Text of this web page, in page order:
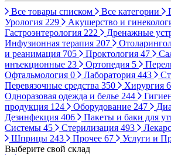
Все товары списком Все категории
Урология 229 Акушерство и
Гастроэнтерология 222 Дренажные
Инфузионная терапия 207
и реанимация 705 Проктология 47
инъекционные 23 Ортопедия 5
Офтальмология 0 Лаборатория 443
Перевязочные средства 350 Хирургия
Одноразовая одежда и белье 244
продукция 124 Оборудование 247
Дезинфекция 406 Пакеты и баки для
Системы 45 Стерилизация 493
Шприцы 243 Прочее 67 Услуги и
Выберите свой склад